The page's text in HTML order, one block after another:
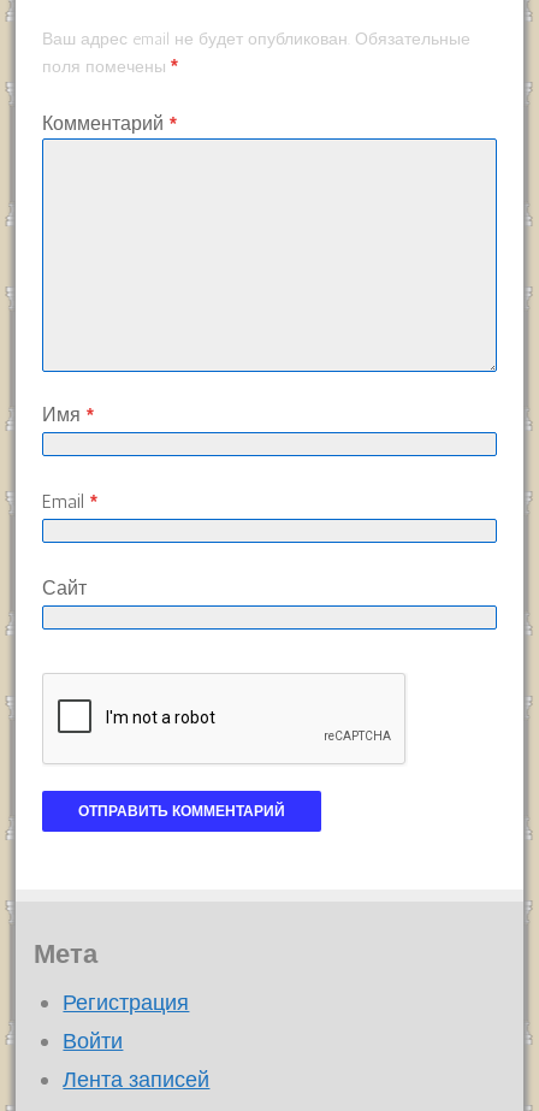
Ваш адрес email не будет опубликован. Обязательные
поля помечены *
Комментарий *
Имя *
Email *
Сайт
Мета
Регистрация
Войти
Лента записей